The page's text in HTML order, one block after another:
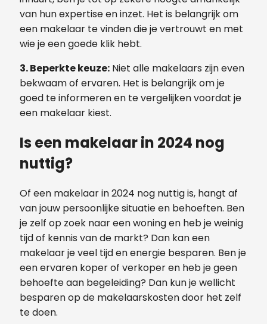
van hun expertise en inzet. Het is belangrijk om
een makelaar te vinden die je vertrouwt en met
wie je een goede klik hebt.
3. Beperkte keuze: Niet alle makelaars zijn even
bekwaam of ervaren. Het is belangrijk om je
goed te informeren en te vergelijken voordat je
een makelaar kiest.
Is een makelaar in 2024 nog
nuttig?
Of een makelaar in 2024 nog nuttig is, hangt af
van jouw persoonlijke situatie en behoeften. Ben
je zelf op zoek naar een woning en heb je weinig
tijd of kennis van de markt? Dan kan een
makelaar je veel tijd en energie besparen. Ben je
een ervaren koper of verkoper en heb je geen
behoefte aan begeleiding? Dan kun je wellicht
besparen op de makelaarskosten door het zelf
te doen.